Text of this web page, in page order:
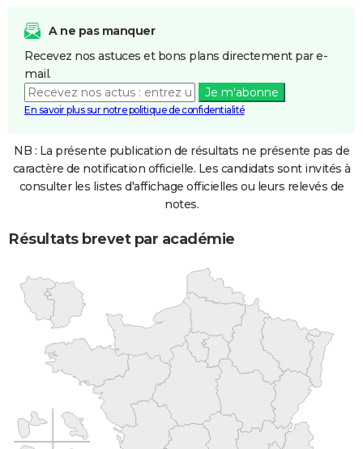
A ne pas manquer
Recevez nos astuces et bons plans directement par e-
mail.
Je m'abonne
En savoir plus sur notre politique de confidentialité
NB : La présente publication de résultats ne présente pas de
caractère de notification officielle. Les candidats sont invités à
consulter les listes d'affichage officielles ou leurs relevés de
notes.
Résultats brevet par académie